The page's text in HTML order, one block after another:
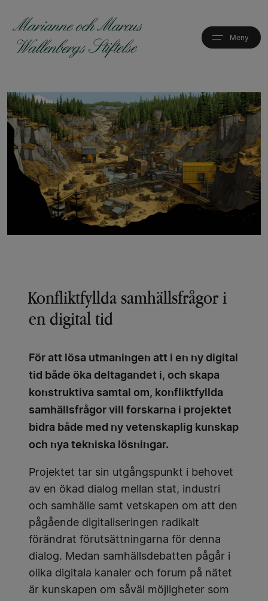
huvudinnehåll
Konfliktfyllda samhällsfrågor i
en digital tid
För att lösa utmaningen att i en ny digital
tid både öka deltagandet i, och skapa
konstruktiva samtal om, konfliktfyllda
samhällsfrågor vill forskarna i projektet
bidra både med ny vetenskaplig kunskap
och nya tekniska lösningar.
Projektet tar sin utgångspunkt i behovet
av en ökad dialog mellan stat, industri
och samhälle samt vetskapen om att den
pågående digitaliseringen radikalt
förändrat förutsättningarna för denna
dialog. Medan samhällsdebatten pågår i
olika digitala kanaler och forum på nätet
är kunskapen om såväl möjligheter som